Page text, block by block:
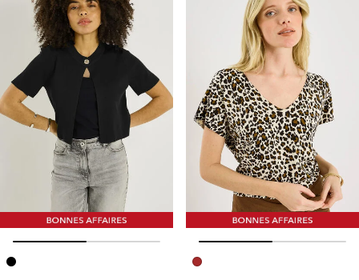
Image précédente
Image suivante
Image précédente
Image suivante